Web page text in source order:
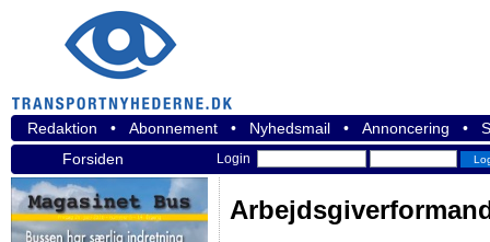
Redaktion • Abonnement • Nyhedsmail • Annoncering •
Forsiden
Login